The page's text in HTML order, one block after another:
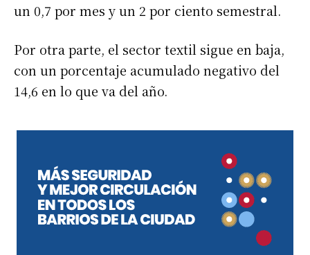
un 0,7 por mes y un 2 por ciento semestral.
Por otra parte, el sector textil sigue en baja,
con un porcentaje acumulado negativo del
14,6 en lo que va del año.